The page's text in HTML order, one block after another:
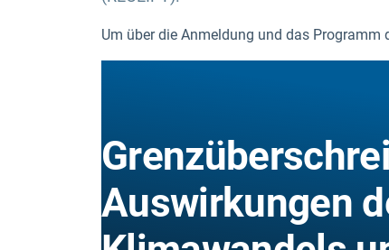
Um über die Anmeldung und das
Auswirkungen